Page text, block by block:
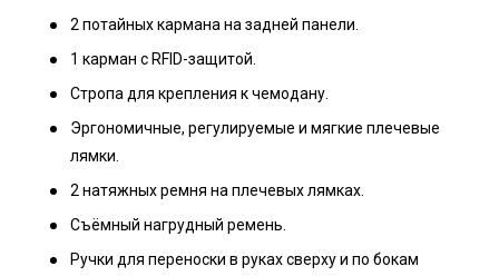
2 потайных кармана на задней панели.
1 карман с RFID-защитой.
Стропа для крепления к чемодану.
Эргономичные, регулируемые и мягкие плечевые
лямки.
2 натяжных ремня на плечевых лямках.
Съёмный нагрудный ремень.
Ручки для переноски в руках сверху и по бокам